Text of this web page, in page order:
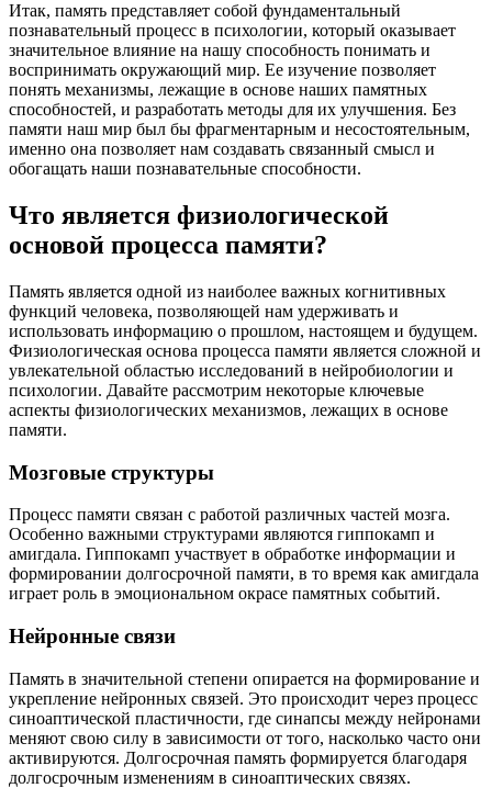
Итак, память представляет собой фундаментальный
познавательный процесс в психологии, который оказывает
значительное влияние на нашу способность понимать и
воспринимать окружающий мир. Ее изучение позволяет
понять механизмы, лежащие в основе наших памятных
способностей, и разработать методы для их улучшения. Без
памяти наш мир был бы фрагментарным и несостоятельным,
именно она позволяет нам создавать связанный смысл и
обогащать наши познавательные способности.
Что является физиологической
основой процесса памяти?
Память является одной из наиболее важных когнитивных
функций человека, позволяющей нам удерживать и
использовать информацию о прошлом, настоящем и будущем.
Физиологическая основа процесса памяти является сложной и
увлекательной областью исследований в нейробиологии и
психологии. Давайте рассмотрим некоторые ключевые
аспекты физиологических механизмов, лежащих в основе
памяти.
Мозговые структуры
Процесс памяти связан с работой различных частей мозга.
Особенно важными структурами являются гиппокамп и
амигдала. Гиппокамп участвует в обработке информации и
формировании долгосрочной памяти, в то время как амигдала
играет роль в эмоциональном окрасе памятных событий.
Нейронные связи
Память в значительной степени опирается на формирование и
укрепление нейронных связей. Это происходит через процесс
синоаптической пластичности, где синапсы между нейронами
меняют свою силу в зависимости от того, насколько часто они
активируются. Долгосрочная память формируется благодаря
долгосрочным изменениям в синоаптических связях.